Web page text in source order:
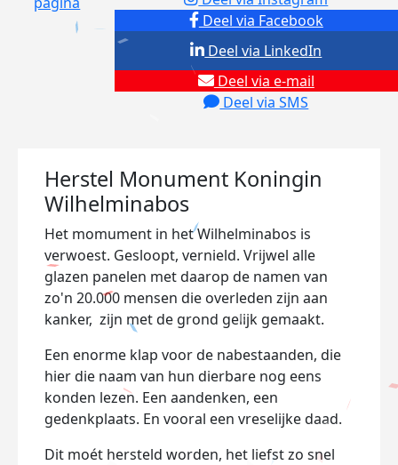
Deel via Facebook
Deel via e-mail
Deel via SMS
Deel via LinkedIn
Herstel Monument Koningin
Wilhelminabos
Het momument in het Wilhelminabos is
verwoest. Gesloopt, vernield. Vrijwel alle
glazen panelen met daarop de namen van
zo'n 20.000 mensen die overleden zijn aan
kanker, zijn met de grond gelijk gemaakt.
Een enorme klap voor de nabestaanden, die
hier die naam van hun dierbare nog eens
konden lezen. Een aandenken, een
gedenkplaats. En vooral een vreselijke daad.
Dit moét hersteld worden, het liefst zo snel